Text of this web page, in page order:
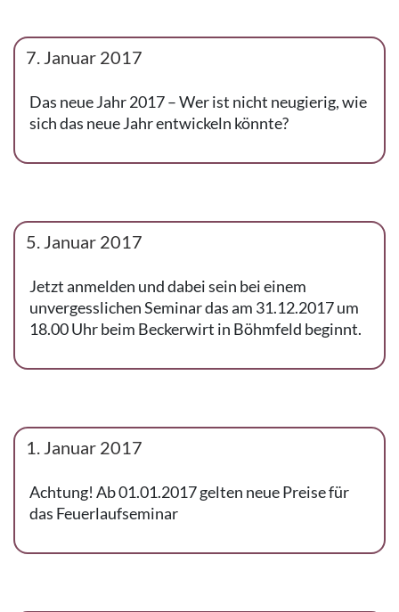
7. Januar 2017
Das neue Jahr 2017 – Wer ist nicht neugierig, wie
sich das neue Jahr entwickeln könnte?
5. Januar 2017
Jetzt anmelden und dabei sein bei einem
unvergesslichen Seminar das am 31.12.2017 um
18.00 Uhr beim Beckerwirt in Böhmfeld beginnt.
1. Januar 2017
Achtung! Ab 01.01.2017 gelten neue Preise für
das Feuerlaufseminar